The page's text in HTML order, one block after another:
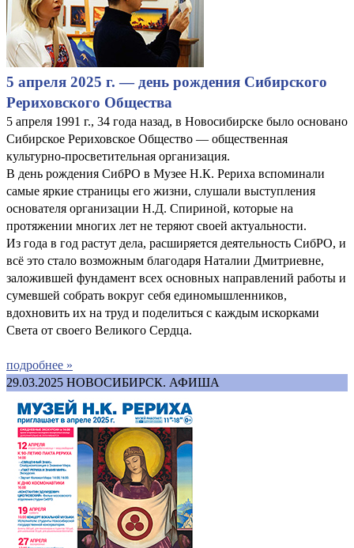
5 апреля 2025 г. — день рождения Сибирского
Рериховского Общества
5 апреля 1991 г., 34 года назад, в Новосибирске было основано
Сибирское Рериховское Общество — общественная
культурно-просветительная организация.
В день рождения СибРО в Музее Н.К. Рериха вспоминали
самые яркие страницы его жизни, слушали выступления
основателя организации Н.Д. Спириной, которые на
протяжении многих лет не теряют своей актуальности.
Из года в год растут дела, расширяется деятельность СибРО, и
всё это стало возможным благодаря Наталии Дмитриевне,
заложившей фундамент всех основных направлений работы и
сумевшей собрать вокруг себя единомышленников,
вдохновить их на труд и поделиться с каждым искорками
Света от своего Великого Сердца.
подробнее »
29.03.2025 НОВОСИБИРСК. АФИША